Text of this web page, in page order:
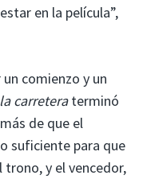
en la película”,
comienzo y un
carreteraterminó
de que el
suficiente para que
trono, y el vencedor,